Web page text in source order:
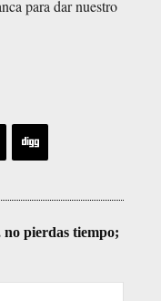
para dar nuestro
pierdas tiempo;